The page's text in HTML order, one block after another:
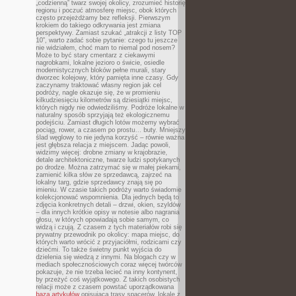
„codzienną” twarz swojej okolicy, zrozumieć historię
regionu i poczuć atmosferę miejsc, obok których
często przejeżdżamy bez refleksji. Pierwszym
krokiem do takiego odkrywania jest zmiana
perspektywy. Zamiast szukać „atrakcji z listy TOP
10”, warto zadać sobie pytanie: czego tu jeszcze
nie widziałem, choć mam to niemal pod nosem?
Może to być stary cmentarz z ciekawymi
nagrobkami, lokalne jezioro o świcie, osiedle
modernistycznych bloków pełne murali, stary
dworzec kolejowy, który pamięta inne czasy. Gdy
zaczynamy traktować własny region jak cel
podróży, nagle okazuje się, że w promieniu
kilkudziesięciu kilometrów są dziesiątki miejsc,
których nigdy nie odwiedziliśmy. Podróże lokalne w
naturalny sposób sprzyjają też ekologicznemu
podejściu. Zamiast długich lotów możemy wybrać
pociąg, rower, a czasem po prostu… buty. Mniejszy
ślad węglowy to nie jedyna korzyść – równie ważna
jest głębsza relacja z miejscem. Jadąc powoli,
widzimy więcej: drobne zmiany w krajobrazie,
detale architektoniczne, twarze ludzi spotykanych
po drodze. Można zatrzymać się w małej piekarni,
zamienić kilka słów ze sprzedawcą, zajrzeć na
lokalny targ, gdzie sprzedawcy znają się po
imieniu. W czasie takich podróży warto świadomie
kolekcjonować wspomnienia. Dla jednych będą to
zdjęcia konkretnych detali – drzwi, okien, szyldów
– dla innych krótkie opisy w notesie albo nagrania
głosu, w których opowiadają sobie samym, co
widzą i czują. Z czasem z tych materiałów robi się
prywatny przewodnik po okolicy: mapa miejsc, do
których warto wrócić z przyjaciółmi, rodzicami czy
dziećmi. To także świetny punkt wyjścia do
dzielenia się wiedzą z innymi. Na blogach czy w
mediach społecznościowych coraz więcej twórców
pokazuje, że nie trzeba lecieć na inny kontynent,
by przeżyć coś wyjątkowego. Z takich osobistych
relacji może z czasem powstać uporządkowana
baza artykułówopisująca trasy spacerów, lokale z